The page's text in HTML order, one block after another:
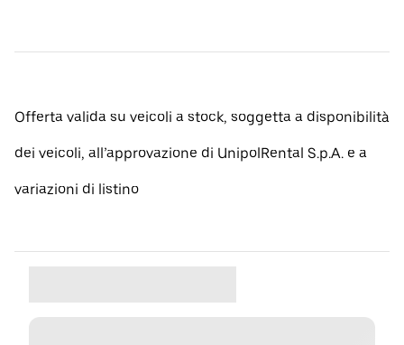
Offerta valida su veicoli a stock, soggetta a disponibilità
dei veicoli, all’approvazione di UnipolRental S.p.A. e a
variazioni di listino